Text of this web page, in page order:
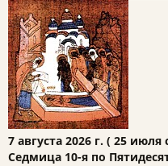
7 августа 2026 г. ( 25 июля
Седмица 10-я по